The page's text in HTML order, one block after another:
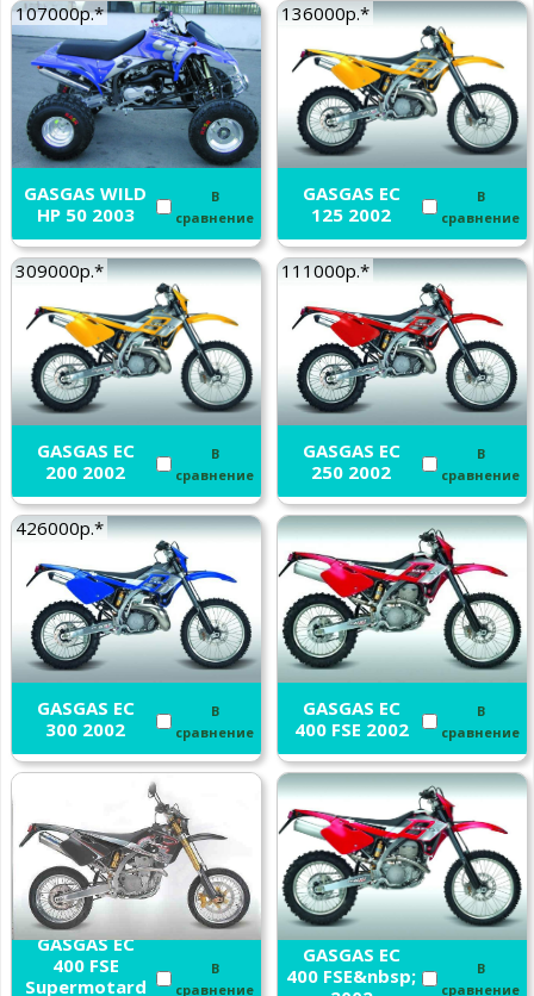
107000р.*
GASGAS WILD
HP 50 2003
В
сравнение
136000р.*
GASGAS EC
125 2002
В
сравнение
309000р.*
GASGAS EC
200 2002
В
сравнение
111000р.*
GASGAS EC
250 2002
В
сравнение
426000р.*
GASGAS EC
300 2002
В
сравнение
GASGAS EC
400 FSE 2002
В
сравнение
GASGAS EC
400 FSE
Supermotard
В
сравнение
GASGAS EC
400 FSE&nbsp;
В
сравнение